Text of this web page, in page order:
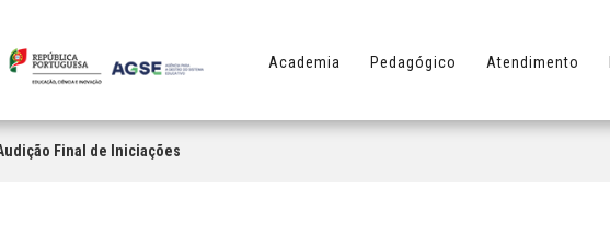
Academia Pedagógico Atendimento
Final de Iniciações